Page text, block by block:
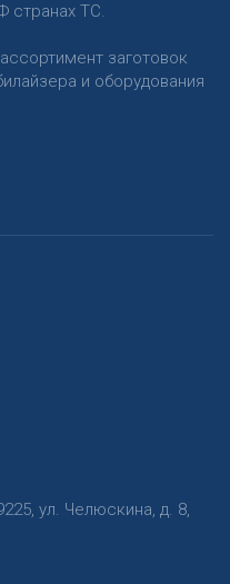
странах ТС.
заготовок
и оборудования
, ул. Челюскина, д. 8,